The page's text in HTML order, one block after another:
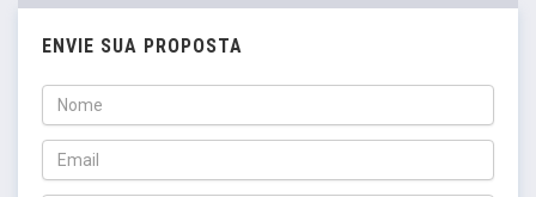
ENVIE SUA PROPOSTA